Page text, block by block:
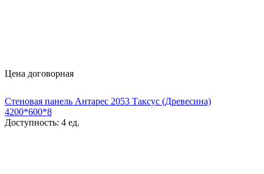
Цена договорная
Стеновая панель Антарес 2053 Таксус (Древесина)
4200*600*8
Доступность: 4 ед.